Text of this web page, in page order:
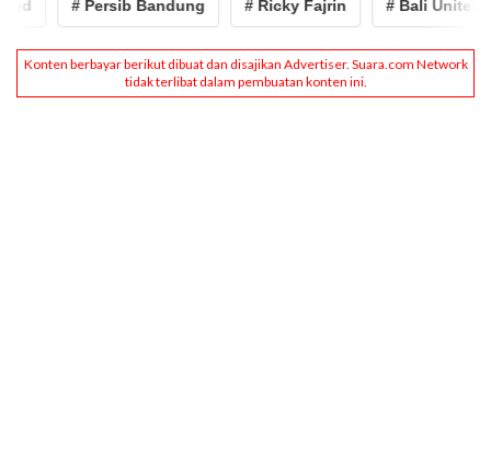
# Persib Bandung # Ricky Fajrin # Bali United